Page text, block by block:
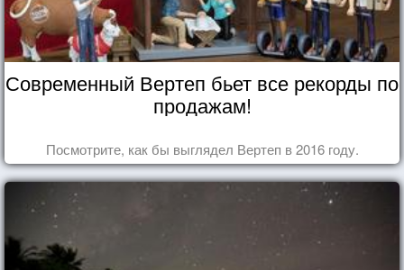
Современный Вертеп бьет все рекорды по
продажам!
Посмотрите, как бы выглядел Вертеп в 2016 году.